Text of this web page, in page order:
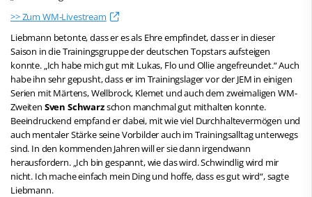
>> Zum WM-Livestream
Liebmann betonte, dass er es als Ehre empfindet, dass er in dieser
Saison in die Trainingsgruppe der deutschen Topstars aufsteigen
konnte. „Ich habe mich gut mit Lukas, Flo und Ollie angefreundet.“ Auch
habe ihn sehr gepusht, dass er im Trainingslager vor der JEM in einigen
Serien mit Märtens, Wellbrock, Klemet und auch dem zweimaligen WM-
Zweiten Sven Schwarzschon manchmal gut mithalten konnte.
Beeindruckend empfand er dabei, mit wie viel Durchhaltevermögen und
auch mentaler Stärke seine Vorbilder auch im Trainingsalltag unterwegs
sind. In den kommenden Jahren will er sie dann irgendwann
herausfordern. „Ich bin gespannt, wie das wird. Schwindlig wird mir
nicht. Ich mache einfach mein Ding und hoffe, dass es gut wird“, sagte
Liebmann.